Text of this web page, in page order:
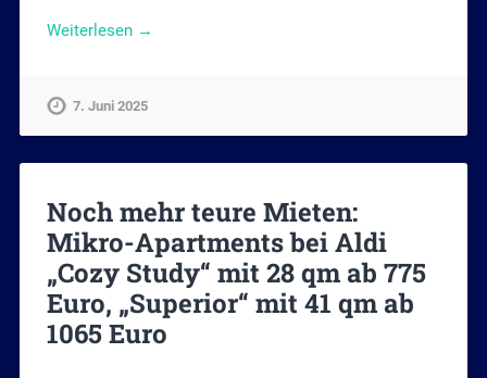
Weiterlesen →
7. Juni 2025
Noch mehr teure Mieten:
Mikro-Apartments bei Aldi
„Cozy Study“ mit 28 qm ab 775
Euro, „Superior“ mit 41 qm ab
1065 Euro